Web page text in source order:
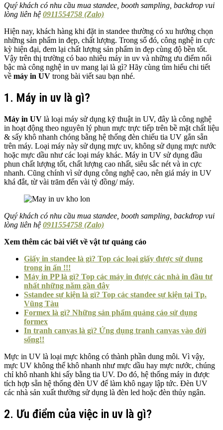
Quý khách có nhu cầu mua standee, booth sampling, backdrop vui
lòng liên hệ0911554758 (Zalo)
Hiện nay, khách hàng khi đặt in standee thường có xu hướng chọn
những sản phẩm in đẹp, chất lượng. Trong số đó, công nghệ in cực
kỳ hiện đại, đem lại chất lượng sản phẩm in đẹp cùng độ bền tốt.
Vậy trên thị trường có bao nhiêu máy in uv và những ưu điểm nổi
bậc mà công nghệ in uv mang lại là gì? Hãy cùng tìm hiểu chi tiết
về máy in UV trong bài viết sau bạn nhé.
1. Máy in uv là gì?
Máy in UV là loại máy sử dụng kỹ thuật in UV, đây là công nghệ
in hoạt động theo nguyên lý phun mực trực tiếp trên bề mặt chất liệu
& sấy khô nhanh chóng bằng hệ thống đèn chiếu tia UV gắn sẵn
trên máy. Loại máy này sử dụng mực uv, không sử dụng mực nước
hoặc mực dầu như các loại máy khác. Máy in UV sử dụng đầu
phun chất lượng tốt, chất lượng cao nhất, siêu sắc nét và in cực
nhanh. Cũng chính vì sử dụng công nghệ cao, nên giá máy in UV
khá đắt, từ vài trăm đến vài tỷ đồng/ máy.
Quý khách có nhu cầu mua standee, booth sampling, backdrop vui
lòng liên hệ0911554758 (Zalo)
Xem thêm các bài viết về vật tư quảng cáo
Giấy in standee là gì? Top các loại giấy được sử dụng
trong in ấn !!!
Máy in PP là gì? Top các máy in được các nhà in đầu tư
nhất những năm gần đây
Sstandee sự kiện là gì? Top các standee sự kiện tại Tp.
Vũng Tàu
Formex là gì? Những sản phẩm quảng cáo sử dụng
formex
In tranh canvas là gì? Ứng dụng tranh canvas vào đời
sống!!
Mực in UV là loại mực không có thành phần dung môi. Vì vậy,
mực UV không thể khô nhanh như mực dầu hay mực nước, chúng
chỉ khô nhanh khi sấy bằng tia UV. Do đó, hệ thống máy in được
tích hợp sẵn hệ thống đèn UV để làm khô ngay lập tức. Đèn UV
các nhà sản xuất thường sử dụng là đèn led hoặc đèn thủy ngân.
2. Ưu điểm của việc in uv là gì?